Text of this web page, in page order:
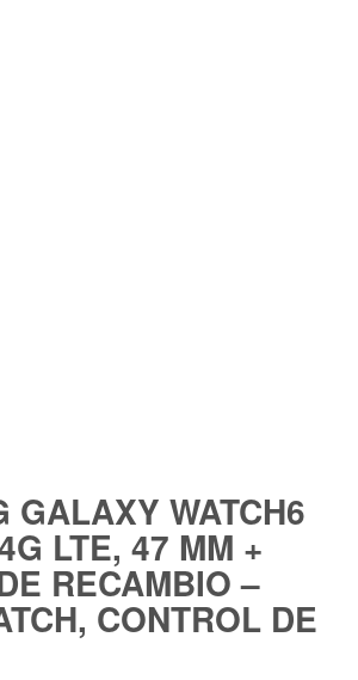
GALAXY WATCH6
LTE, 47 MM +
RECAMBIO –
CONTROL DE